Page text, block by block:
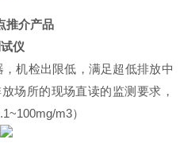
推介产品
仪
，机检出限低，满足超低排放中
场所的现场直读的监测要求，
m3）